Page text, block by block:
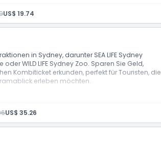
US$ 19.74
in Sydney, darunter SEA LIFE Sydney
WILD LIFE Sydney Zoo. Sparen Sie Geld,
Kombiticket erkunden, perfekt für Touristen, die
erleben möchten.
Besuch
Stadtansichten je nach gewählter Attraktion
US$ 35.26